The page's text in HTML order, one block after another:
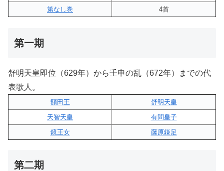
第なし巻
4首
第一期
舒明天皇即位（629年）から壬申の乱（672年）までの代
表歌人。
額田王
舒明天皇
天智天皇
有間皇子
鏡王女
藤原鎌足
第二期